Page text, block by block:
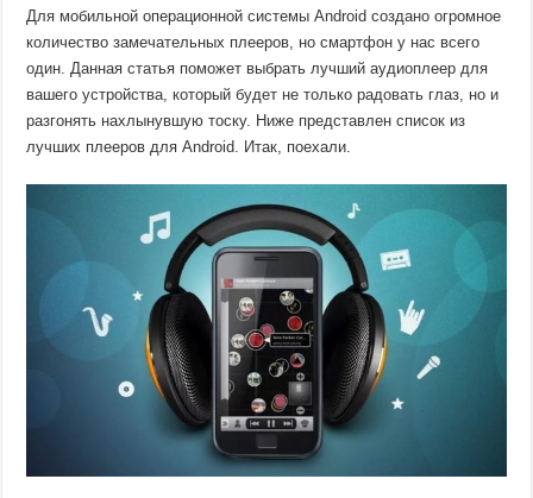
Для мобильной операционной системы Android создано огромное
количество замечательных плееров, но смартфон у нас всего
один. Данная статья поможет выбрать лучший аудиоплеер для
вашего устройства, который будет не только радовать глаз, но и
разгонять нахлынувшую тоску. Ниже представлен список из
лучших плееров для Android. Итак, поехали.